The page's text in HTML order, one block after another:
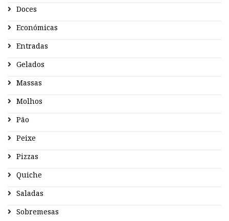
Doces
Económicas
Entradas
Gelados
Massas
Molhos
Pão
Peixe
Pizzas
Quiche
Saladas
Sobremesas